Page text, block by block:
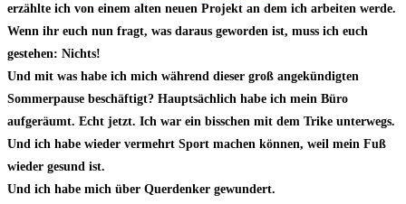
erzählte ich von einem alten neuen Projekt an dem ich arbeiten werde.
Wenn ihr euch nun fragt, was daraus geworden ist, muss ich euch
gestehen: Nichts!
Und mit was habe ich mich während dieser groß angekündigten
Sommerpause beschäftigt? Hauptsächlich habe ich mein Büro
aufgeräumt. Echt jetzt. Ich war ein bisschen mit dem Trike unterwegs.
Und ich habe wieder vermehrt Sport machen können, weil mein Fuß
wieder gesund ist.
Und ich habe mich über Querdenker gewundert.